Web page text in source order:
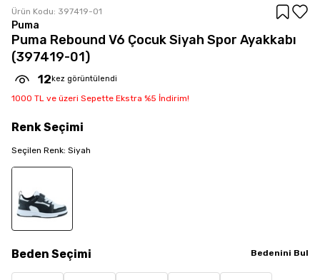
Ürün Kodu: 397419-01
Puma
Puma Rebound V6 Çocuk Siyah Spor Ayakkabı
(397419-01)
12 kez görüntülendi
1000 TL ve üzeri Sepette Ekstra %5 İndirim!
Beden Seçimi Bedenini Bul
RenkSeçimi
Seçilen Renk: Siyah